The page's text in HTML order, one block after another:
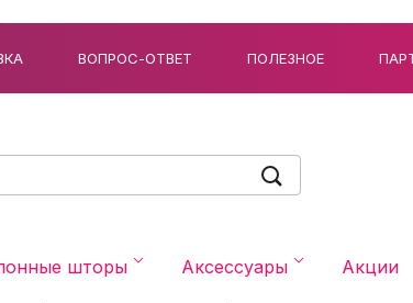
ВОПРОС-ОТВЕТ ПОЛЕЗНОЕ
шторы Аксессуары Акции